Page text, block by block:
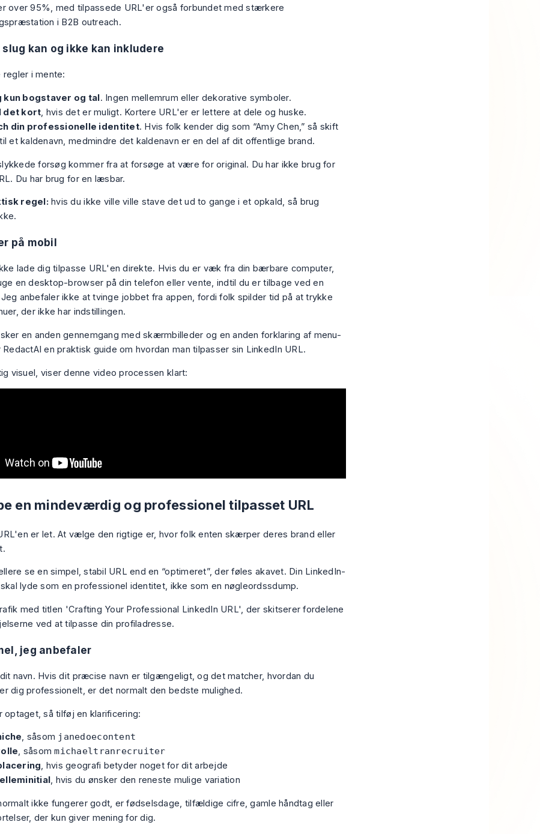
over 95%, med tilpassede URL'er også forbundet med stærkere
i B2B outreach.
slug kan og ikke kan inkludere
regler i mente:
kun bogstaver og tal. Ingen mellemrum eller dekorative symboler.
det kort, hvis det er muligt. Kortere URL'er er lettere at dele og huske.
din professionelle identitet. Hvis folk kender dig som “Amy Chen,” så skift
et kaldenavn, medmindre det kaldenavn er en del af dit offentlige brand.
forsøg kommer fra at forsøge at være for original. Du har ikke brug for
Du har brug for en læsbar.
regel: hvis du ikke ville ville stave det ud to gange i et opkald, så brug
på mobil
lade dig tilpasse URL'en direkte. Hvis du er væk fra din bærbare computer,
en desktop-browser på din telefon eller vente, indtil du er tilbage ved en
anbefaler ikke at tvinge jobbet fra appen, fordi folk spilder tid på at trykke
der ikke har indstillingen.
en anden gennemgang med skærmbilleder og en anden forklaring af menu-
en praktisk guide om hvordan man tilpasser sin LinkedIn URL.
visuel, viser denne video processen klart:
en mindeværdig og professionel tilpasset URL
er let. At vælge den rigtige er, hvor folk enten skærper deres brand eller
se en simpel, stabil URL end en “optimeret”, der føles akavet. Din LinkedIn-
lyde som en professionel identitet, ikke som en nøgleordssdump.
jeg anbefaler
navn. Hvis dit præcise navn er tilgængeligt, og det matcher, hvordan du
dig professionelt, er det normalt den bedste mulighed.
optaget, så tilføj en klarificering:
, såsom janedoecontent
, såsommichaeltranrecruiter
, hvis geografi betyder noget for dit arbejde
, hvis du ønsker den reneste mulige variation
ikke fungerer godt, er fødselsdage, tilfældige cifre, gamle håndtag eller
der kun giver mening for dig.